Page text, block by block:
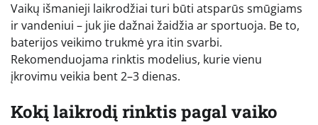
Vaikų išmanieji laikrodžiai turi būti atsparūs smūgiams
ir vandeniui – juk jie dažnai žaidžia ar sportuoja. Be to,
baterijos veikimo trukmė yra itin svarbi.
Rekomenduojama rinktis modelius, kurie vienu
įkrovimu veikia bent 2–3 dienas.
Kokį laikrodį rinktis pagal vaiko